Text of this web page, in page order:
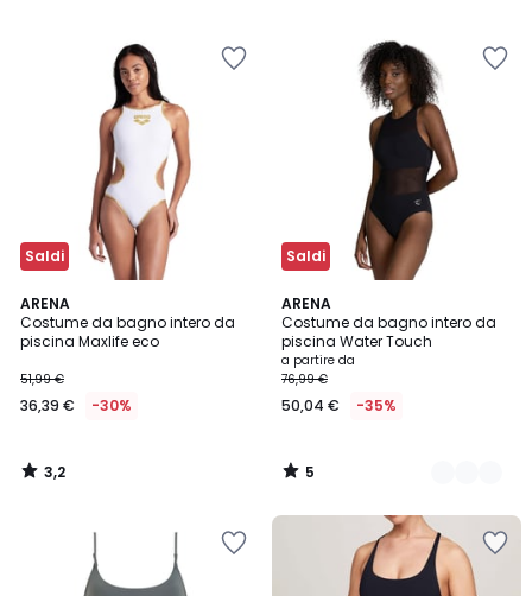
Saldi
ARENA
Costume da bagno intero da
piscina Maxlife eco
51,99 €
36,39 € -30%
3,2
/ 5
3,2
/
Saldi
ARENA
Costume da bagno intero da
piscina Water Touch
a partire da
76,99 €
50,04 € -35%
5
/
5
2
Colori
5
/